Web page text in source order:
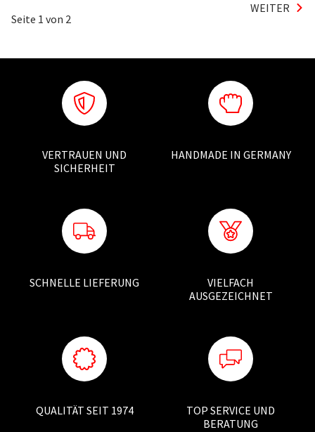
Seite 1 von 2
WEITER
VERTRAUEN UND
SICHERHEIT
HANDMADE IN GERMANY
SCHNELLE LIEFERUNG
VIELFACH
AUSGEZEICHNET
QUALITÄT SEIT 1974
TOP SERVICE UND
BERATUNG